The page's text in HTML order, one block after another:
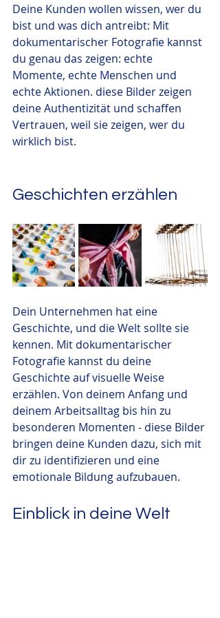
Deine Kunden wollen wissen, wer du
bist und was dich antreibt: Mit
dokumentarischer Fotografie kannst
du genau das zeigen: echte
Momente, echte Menschen und
echte Aktionen. diese Bilder zeigen
deine Authentizität und schaffen
Vertrauen, weil sie zeigen, wer du
wirklich bist.
Geschichten erzählen
Dein Unternehmen hat eine
Geschichte, und die Welt sollte sie
kennen. Mit dokumentarischer
Fotografie kannst du deine
Geschichte auf visuelle Weise
erzählen. Von deinem Anfang und
deinem Arbeitsalltag bis hin zu
besonderen Momenten - diese Bilder
bringen deine Kunden dazu, sich mit
dir zu identifizieren und eine
emotionale Bildung aufzubauen.
Einblick in deine Welt